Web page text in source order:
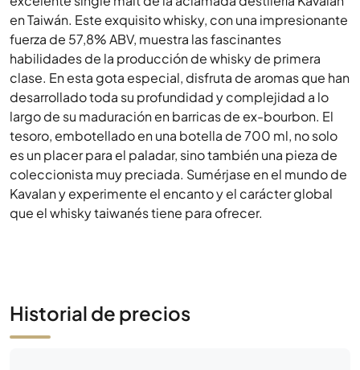
en Taiwán. Este exquisito whisky, con una impresionante
fuerza de 57,8% ABV, muestra las fascinantes
habilidades de la producción de whisky de primera
clase. En esta gota especial, disfruta de aromas que han
desarrollado toda su profundidad y complejidad a lo
largo de su maduración en barricas de ex-bourbon. El
tesoro, embotellado en una botella de 700 ml, no solo
es un placer para el paladar, sino también una pieza de
coleccionista muy preciada. Sumérjase en el mundo de
Kavalan y experimente el encanto y el carácter global
que el whisky taiwanés tiene para ofrecer.
Historial de precios